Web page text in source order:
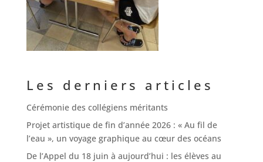
Les derniers articles
Cérémonie des collégiens méritants
Projet artistique de fin d’année 2026 : « Au fil de
l’eau », un voyage graphique au cœur des océans
De l’Appel du 18 juin à aujourd’hui : les élèves au